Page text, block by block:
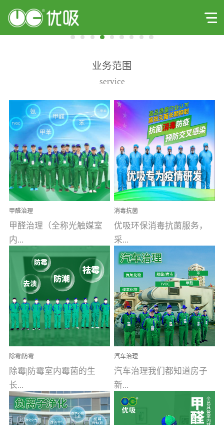
业务范围
service
甲醛治理
甲醛治理（全称光触媒室
内...
空气污染净化治理）工业
文明的进步，创造了多姿
多彩的家居产品和生活情
调，但也带来了以甲醛为
首的室内...
消毒抗菌
优吸环保消毒抗菌服务，
采...
用行业公认奥维牌消毒
液，具备杀死人体冠状病
毒的功效，杀菌率
99.99%。相对于传统消毒
液来说，无...
除霉|防霉
除霉|防霉室内霉菌的生
长...
汽车治理
汽车治理我们都知道房子
新...